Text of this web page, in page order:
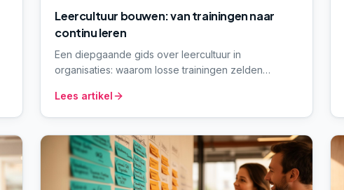
Leercultuur bouwen: van trainingen naar
continu leren
Een diepgaande gids over leercultuur in
organisaties: waarom losse trainingen zelden
ritmes (intervisie, peer learning, leerlandschap) een
organisatie écht lerend maken.
Lees artikel